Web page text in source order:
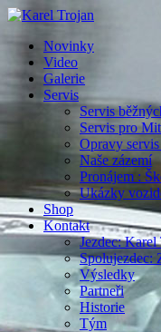
Novinky
Video
Galerie
Servis
Servis
Servis pro
Opravy
Naše zázemí
Pronájem :
Ukázky
Shop
Kontakt
Jezdec:
Spolujezdec:
Výsledky
Partneři
Historie
Tým